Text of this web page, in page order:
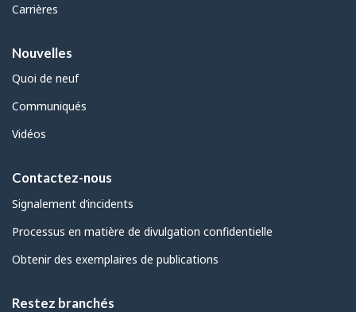
Carrières
Nouvelles
Quoi de neuf
Communiqués
Vidéos
Contactez-nous
Signalement d’incidents
Processus en matière de divulgation confidentielle
Obtenir des exemplaires de publications
Restez branchés